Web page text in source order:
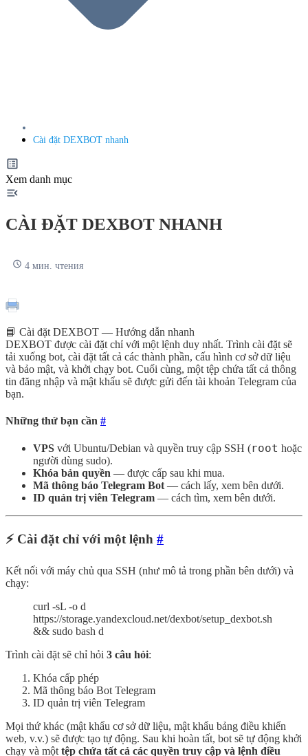
Cài đặt DEXBOT nhanh
Xem danh mục
CÀI ĐẶT DEXBOT NHANH
4 мин. чтения
📘 Cài đặt DEXBOT — Hướng dẫn nhanh
DEXBOT được cài đặt chỉ với một lệnh duy nhất. Trình cài đặt sẽ
tải xuống bot, cài đặt tất cả các thành phần, cấu hình cơ sở dữ liệu
và bảo mật, và khởi chạy bot. Cuối cùng, một tệp chứa tất cả thông
tin đăng nhập và mật khẩu sẽ được gửi đến tài khoản Telegram của
bạn.
Những thứ bạn cần #
VPS với Ubuntu/Debian và quyền truy cập SSH (root hoặc
người dùng sudo).
Khóa bản quyền — được cấp sau khi mua.
Mã thông báo Telegram Bot — cách lấy, xem bên dưới.
ID quản trị viên Telegram — cách tìm, xem bên dưới.
⚡ Cài đặt chỉ với một lệnh #
Kết nối với máy chủ qua SSH (như mô tả trong phần bên dưới) và
chạy:
curl -sL -o d
https://storage.yandexcloud.net/dexbot/setup_dexbot.sh
&& sudo bash d
Trình cài đặt sẽ chỉ hỏi 3 câu hỏi:
Khóa cấp phép
Mã thông báo Bot Telegram
ID quản trị viên Telegram
Mọi thứ khác (mật khẩu cơ sở dữ liệu, mật khẩu bảng điều khiển
web, v.v.) sẽ được tạo tự động. Sau khi hoàn tất, bot sẽ tự động khởi
chạy và một tệp chứa tất cả các quyền truy cập và lệnh điều